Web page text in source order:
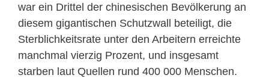
war ein Drittel der chinesischen Bevölkerung an
diesem gigantischen Schutzwall beteiligt, die
Sterblichkeitsrate unter den Arbeitern erreichte
manchmal vierzig Prozent, und insgesamt
starben laut Quellen rund 400 000 Menschen.